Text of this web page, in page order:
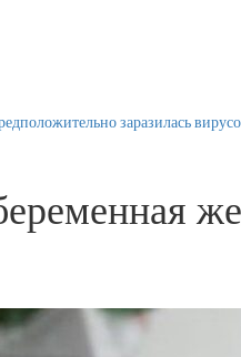
заразилась